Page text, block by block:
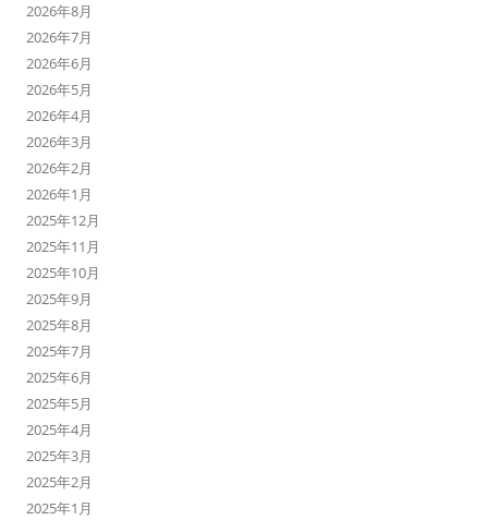
2026年8月
2026年7月
2026年6月
2026年5月
2026年4月
2026年3月
2026年2月
2026年1月
2025年12月
2025年11月
2025年10月
2025年9月
2025年8月
2025年7月
2025年6月
2025年5月
2025年4月
2025年3月
2025年2月
2025年1月